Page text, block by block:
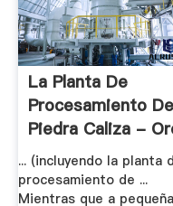
La Planta De
Procesamiento De
Piedra Caliza -
.
... (incluyendo la planta
procesamiento de ...
Mientras que a pequeña